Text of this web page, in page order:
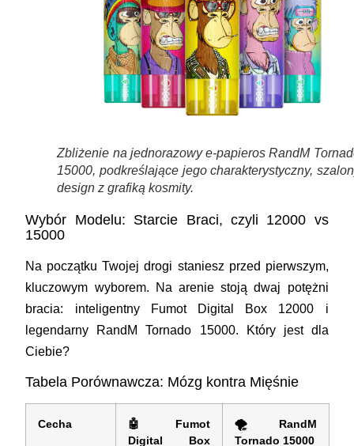
Zbliżenie na jednorazowy e-papieros RandM
15000, podkreślające jego charakterystyczny,
design z grafiką kosmity.
Wybór Modelu: Starcie Braci, czyli 12000 vs
15000
Na początku Twojej drogi staniesz przed pierwszym,
kluczowym wyborem. Na arenie stoją dwaj potężni
bracia: inteligentny
Fumot Digital Box 12000 i
legendarny RandM Tornado 15000. Który jest dla
Ciebie?
Tabela Porównawcza: Mózg kontra Mięśnie
Cecha 🤖 Fumot
Digital Box
🌪️ RandM
Tornado 15000